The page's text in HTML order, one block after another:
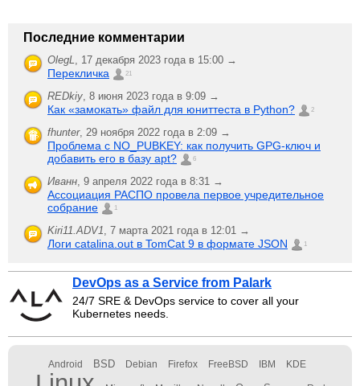
Последние комментарии
OlegL, 17 декабря 2023 года в 15:00 →
Перекличка 21
REDkiy, 8 июня 2023 года в 9:09 →
Как «замокать» файл для юниттеста в Python? 2
fhunter, 29 ноября 2022 года в 2:09 →
Проблема с NO_PUBKEY: как получить GPG-ключ и
добавить его в базу apt?
6
Иванн, 9 апреля 2022 года в 8:31 →
Ассоциация РАСПО провела первое учредительное
собрание
1
Kiri11.ADV1, 7 марта 2021 года в 12:01 →
Логи catalina.out в TomCat 9 в формате JSON 1
DevOps as a Service from Palark
24/7 SRE & DevOps service to cover all your
Kubernetes needs.
Android BSD Debian Firefox FreeBSD IBM KDE